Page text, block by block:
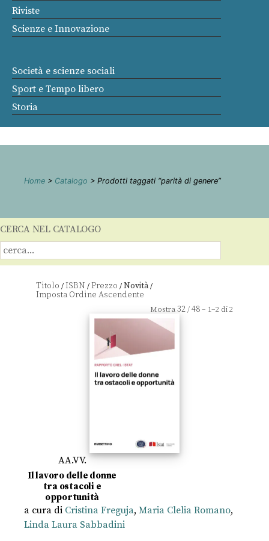
Riviste
Scienze e Innovazione
Società e scienze sociali
Sport e Tempo libero
Storia
Home > Catalogo > Prodotti taggati “parità di genere”
CERCA NEL CATALOGO
Titolo /ISBN /Prezzo /Novità/
Mostra32/48– 1–2 di 2
AA.VV.
Il lavoro delle donne
tra ostacoli e
opportunità
a cura di Cristina Freguja, Maria Clelia Romano,
Linda Laura Sabbadini